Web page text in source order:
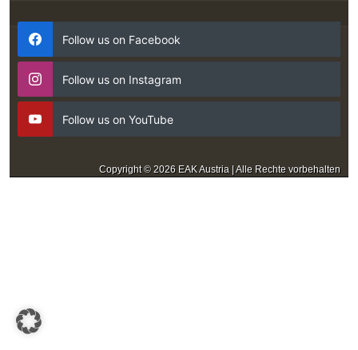
Follow us on Facebook
Follow us on Instagram
Follow us on YouTube
Copyright © 2026 EAK Austria | Alle Rechte vorbehalten